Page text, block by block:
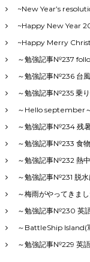
~New Year’s
~Happy New Year
~Happy Merry
～勉強記事№237
～勉強記事№236 台
～勉強記事№235 乗
～Hello september
～勉強記事№234 残
～勉強記事№233 食
～勉強記事№232 熱
～勉強記事№231 脱水
～梅雨がやってきま
～勉強記事№230 英
～BattleShip Island(
～勉強記事№229 英